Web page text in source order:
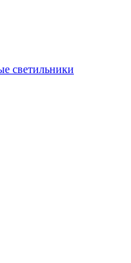
светильники